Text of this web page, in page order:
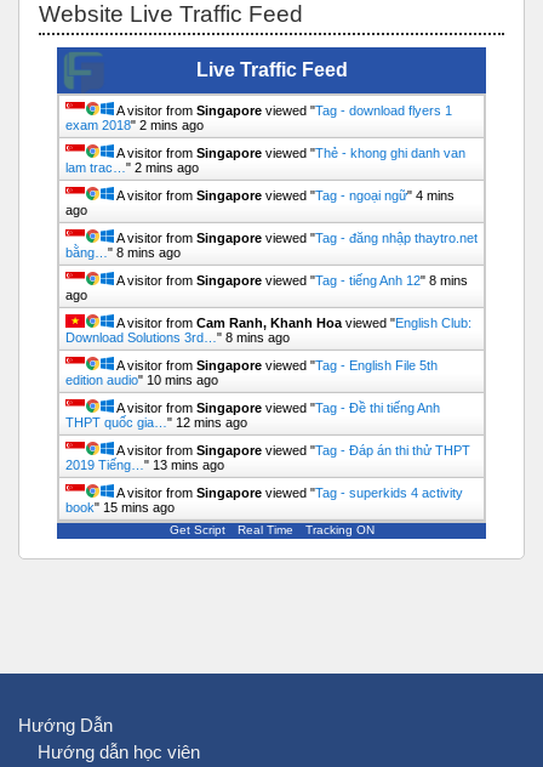
Website Live Traffic Feed
Live Traffic Feed
A visitor from Singapore viewed "Tag - download flyers 1
exam 2018" 2 mins ago
A visitor from Singapore viewed "Thẻ - khong ghi danh van
lam trac… " 2 mins ago
A visitor from Singapore viewed "Tag - ngoại ngữ" 4 mins
ago
A visitor from Singapore viewed "Tag - đăng nhập thaytro.net
bằng… " 8 mins ago
A visitor from Singapore viewed "Tag - tiếng Anh 12" 8 mins
ago
A visitor from Cam Ranh, Khanh Hoa viewed "English Club:
Download Solutions 3rd… " 8 mins ago
A visitor from Singapore viewed "Tag - English File 5th
edition audio" 10 mins ago
A visitor from Singapore viewed "Tag - Đề thi tiếng Anh
THPT quốc gia… " 12 mins ago
A visitor from Singapore viewed "Tag - Đáp án thi thử THPT
2019 Tiếng… " 13 mins ago
A visitor from Singapore viewed "Tag - superkids 4 activity
book" 15 mins ago
Get Script Real Time Tracking ON
Hướng Dẫn
Hướng dẫn học viên